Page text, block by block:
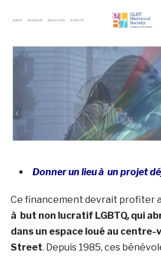
Donner un lieu à un projet
Ce financement devrait profiter
à but non lucratif LGBTQ, qui
dans un espace loué au centre-
Street. Depuis 1985, ces